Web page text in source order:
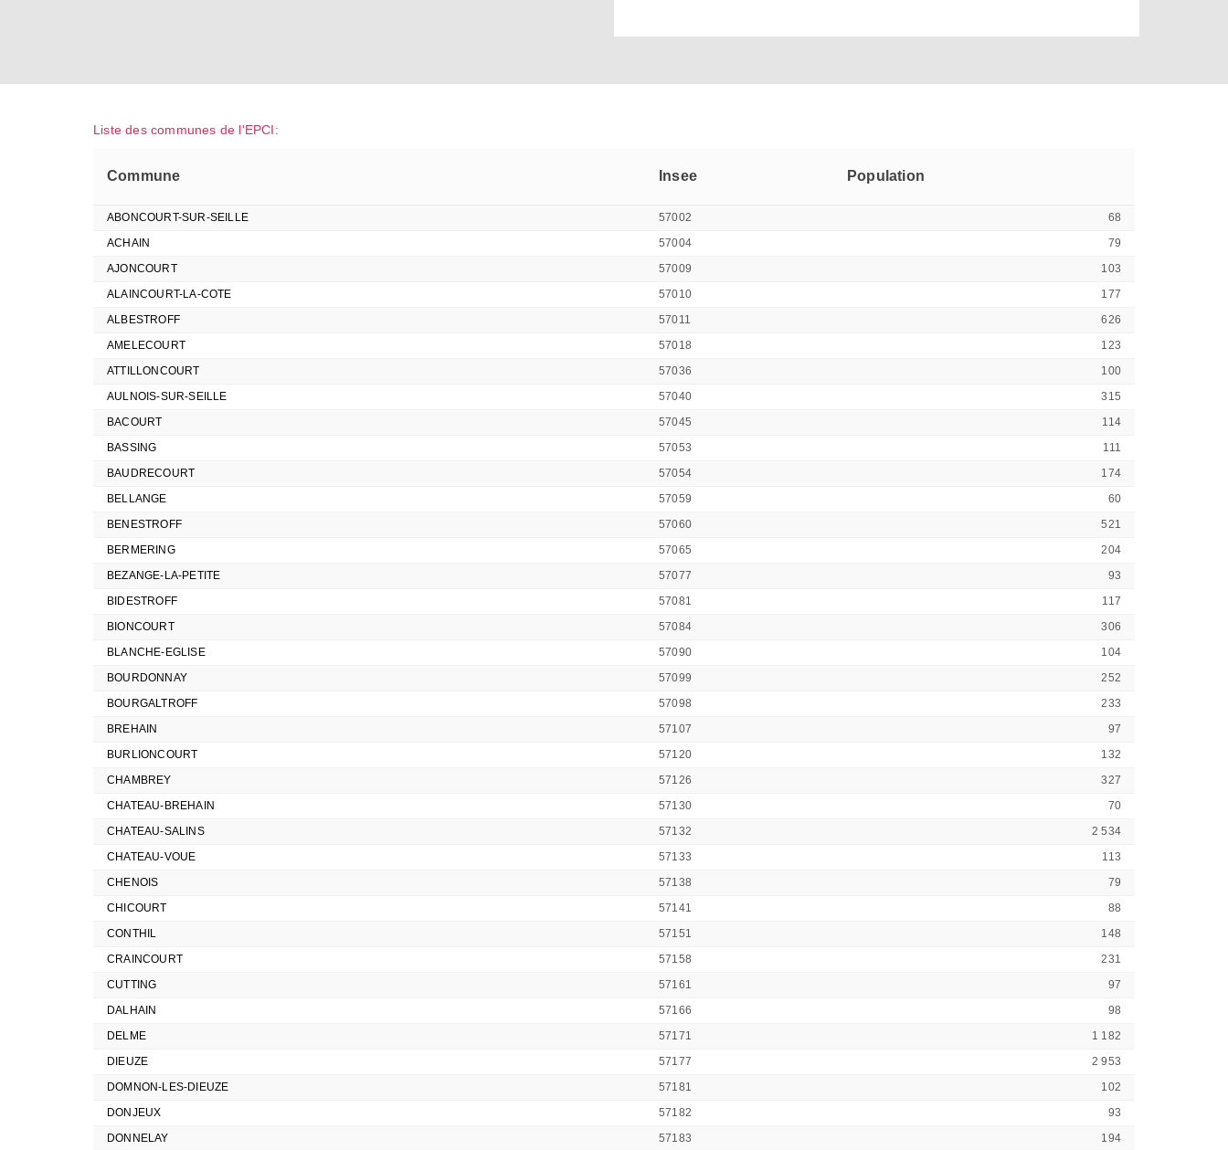
Liste des communes de l'EPCI:
Commune Insee Population
ABONCOURT-SUR-SEILLE 57002
68
ACHAIN
57004
79
AJONCOURT
57009
103
ALAINCOURT-LA-COTE
57010
177
ALBESTROFF
57011
626
AMELECOURT
57018
123
ATTILLONCOURT
57036
100
AULNOIS-SUR-SEILLE
57040
315
BACOURT
57045
114
BASSING
57053
111
BAUDRECOURT
57054
174
BELLANGE
57059
60
BENESTROFF
57060
521
BERMERING
57065
204
BEZANGE-LA-PETITE
57077
93
BIDESTROFF
57081
117
BIONCOURT
57084
306
BLANCHE-EGLISE
57090
104
BOURDONNAY
57099
252
BOURGALTROFF
57098
233
BREHAIN
57107
97
BURLIONCOURT
57120
132
CHAMBREY
57126
327
CHATEAU-BREHAIN
57130
70
CHATEAU-SALINS
57132
2 534
CHATEAU-VOUE
57133
113
CHENOIS
57138
79
CHICOURT
57141
88
CONTHIL
57151
148
CRAINCOURT
57158
231
CUTTING
57161
97
DALHAIN
57166
98
DELME
57171
1 182
DIEUZE
57177
2 953
DOMNON-LES-DIEUZE
57181
102
DONJEUX
57182
93
DONNELAY
57183
194